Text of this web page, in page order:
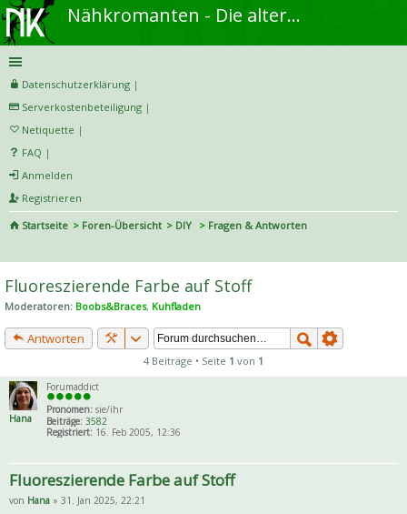
Nähkromanten - Die alternative Näh- und DIY-Community
Datenschutzerklärung |
Serverkostenbeteiligung |
Netiquette |
FAQ |
Anmelden
Registrieren
Startseite
Foren-Übersicht DIY
Fragen & Antworten
he
Fluoreszierende Farbe auf Stoff
Moderatoren: Boobs&Braces, Kuhfladen
Antworten
4 Beiträge • Seite 1 von 1
Hana
Forumaddict
Pronomen: sie/ihr
Beiträge: 3582
Registriert: 16. Feb 2005, 12:36
Fluoreszierende Farbe auf Stoff
von Hana » 31. Jan 2025, 22:21